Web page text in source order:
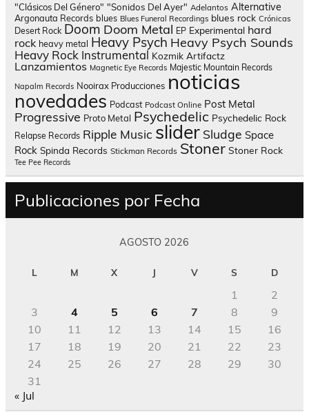
"Clásicos Del Género" "Sonidos Del Ayer" Adelantos Alternative
Argonauta Records blues Blues Funeral Recordings blues rock Crónicas
Desert Rock Doom Doom Metal EP Experimental hard
rock heavy metal Heavy Psych Heavy Psych Sounds
Heavy Rock Instrumental Kozmik Artifactz
Lanzamientos Magnetic Eye Records Majestic Mountain Records
Napalm Records Nooirax Producciones noticias
novedades Podcast Podcast Online Post Metal
Progressive Proto Metal Psychedelic Psychedelic Rock
Relapse Records Ripple Music slider Sludge Space
Rock Spinda Records Stickman Records Stoner Stoner Rock
Tee Pee Records
Publicaciones por Fecha
AGOSTO 2026
L M X J V S D
1
2
3
4 5 6 7 8
9
10
11 12 13 14 15
16
17
18 19 20 21 22
23
24
25 26 27 28 29
30
31
« Jul